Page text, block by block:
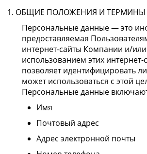
1. ОБЩИЕ ПОЛОЖЕНИЯ И ТЕРМИНЫ
Персональные данные — это
предоставляемая
интернет-сайты Компании и/
использованием этих интернет-
позволяет идентифицировать
может использоваться с этой
Персональные данные
Имя
Почтовый адрес
Адрес электронной почты